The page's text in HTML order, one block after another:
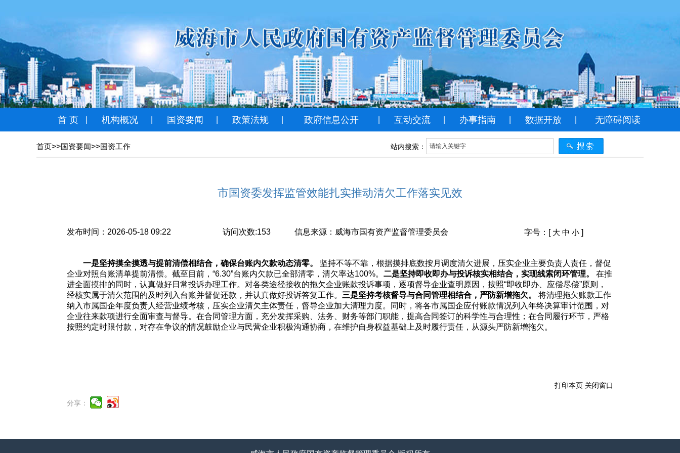
首 页 机构概况 国资要闻 政策法规 政府信息公开 互动交流 办事指南 数据开放 无障碍阅读
首页>>国资要闻>>国资工作 站内搜索：
市国资委发挥监管效能扎实推动清欠工作落实见效
发布时间：2026-05-18 09:22 访问次数:153 信息来源： 威海市国有资产监督管理委员会 字号：[ 大 中 小 ]
一是坚持摸全摸透与提前清偿相结合，确保台账内欠款动态清零。 坚持不等不靠，根据摸排底数按月调度清欠进展，压实企业主要负责人责任，督促
企业对照台账清单提前清偿。截至目前，“6.30”台账内欠款已全部清零，清欠率达100%。 二是坚持即收即办与投诉核实相结合，实现线索闭环管理。
在推
进全面摸排的同时，认真做好日常投诉办理工作。对各类途径接收的拖欠企业账款投诉事项，逐项督导企业查明原因，按照“即收即办、应偿尽偿”原则，
经核实属于清欠范围的及时列入台账并督促还款，并认真做好投诉答复工作。 三是坚持考核督导与合同管理相结合，严防新增拖欠。 将清理拖欠账款工作
纳入市属国企年度负责人经营业绩考核，压实企业清欠主体责任，督导企业加大清理力度。同时，将各市属国企应付账款情况列入年终决算审计范围，对
企业往来款项进行全面审查与督导。在合同管理方面，充分发挥采购、法务、财务等部门职能，提高合同签订的科学性与合理性；在合同履行环节，严格
按照约定时限付款，对存在争议的情况鼓励企业与民营企业积极沟通协商，在维护自身权益基础上及时履行责任，从源头严防新增拖欠。
打印本页 关闭窗口
分享：